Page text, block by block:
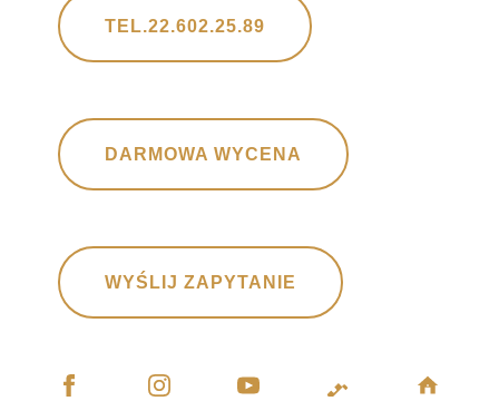
TEL.22.602.25.89
DARMOWA WYCENA
WYŚLIJ ZAPYTANIE